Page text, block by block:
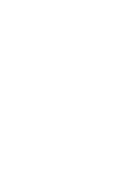
kennt oder die